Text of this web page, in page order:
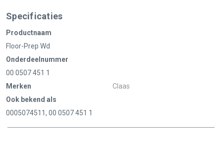
Specificaties
Productnaam
Floor-Prep Wd
Onderdeelnummer
00 0507 451 1
Merken
Claas
Ook bekend als
0005074511, 00 0507 451 1